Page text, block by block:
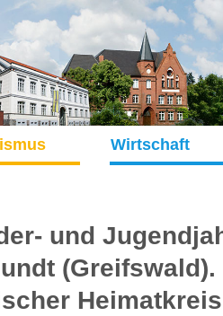
Wirtschaft
und
Heimatkreis